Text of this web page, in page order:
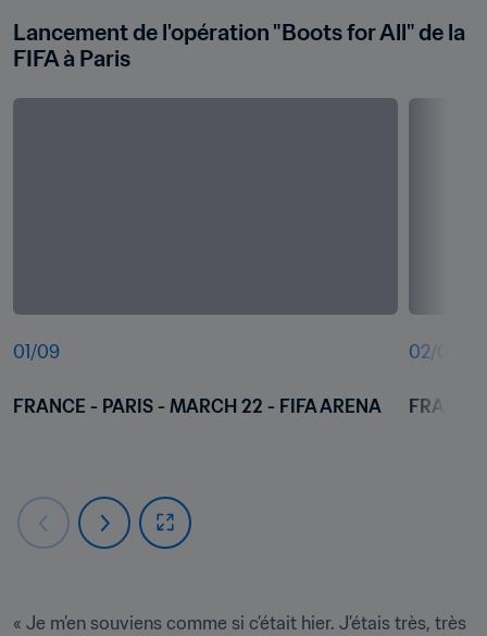
Lancement de l'opération "Boots for All" de la
FIFA à Paris
01 /09
FRANCE - PARIS - MARCH 22 - FIFA ARENA
02/09
« Je m’en souviens comme si c’était hier. J’étais très, très